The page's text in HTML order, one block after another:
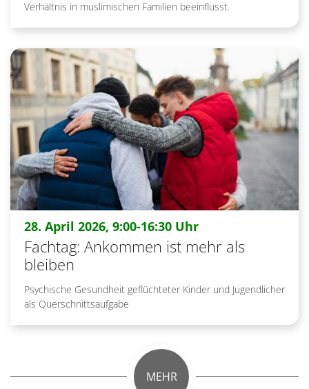
Verhältnis in muslimischen Familien beeinflusst.
28. April 2026, 9:00-16:30 Uhr:
Fachtag: Ankommen ist mehr als
bleiben
Psychische Gesundheit geflüchteter Kinder und Jugendlicher
als Querschnittsaufgabe
MEHR